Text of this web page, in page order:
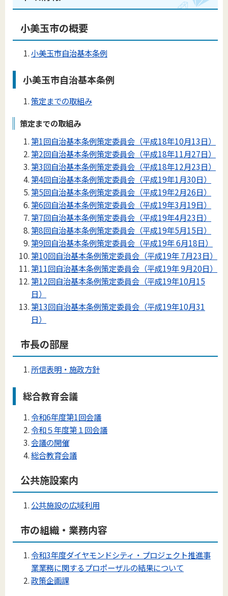
小美玉市の概要
小美玉市自治基本条例
小美玉市自治基本条例
策定までの取組み
策定までの取組み
第1回自治基本条例策定委員会（平成18年10月13日）
第2回自治基本条例策定委員会（平成18年11月27日）
第3回自治基本条例策定委員会（平成18年12月23日）
第4回自治基本条例策定委員会（平成19年1月30日）
第5回自治基本条例策定委員会（平成19年2月26日）
第6回自治基本条例策定委員会（平成19年3月19日）
第7回自治基本条例策定委員会（平成19年4月23日）
第8回自治基本条例策定委員会（平成19年5月15日）
第9回自治基本条例策定委員会（平成19年 6月18日）
第10回自治基本条例策定委員会（平成19年 7月23日）
第11回自治基本条例策定委員会（平成19年 9月20日）
第12回自治基本条例策定委員会（平成19年10月15
日）
第13回自治基本条例策定委員会（平成19年10月31
日）
市長の部屋
所信表明・施政方針
総合教育会議
令和6年度第1回会議
令和５年度第１回会議
会議の開催
総合教育会議
公共施設案内
公共施設の広域利用
市の組織・業務内容
令和3年度ダイヤモンドシティ・プロジェクト推進事
業業務に関するプロポーザルの結果について
政策企画課